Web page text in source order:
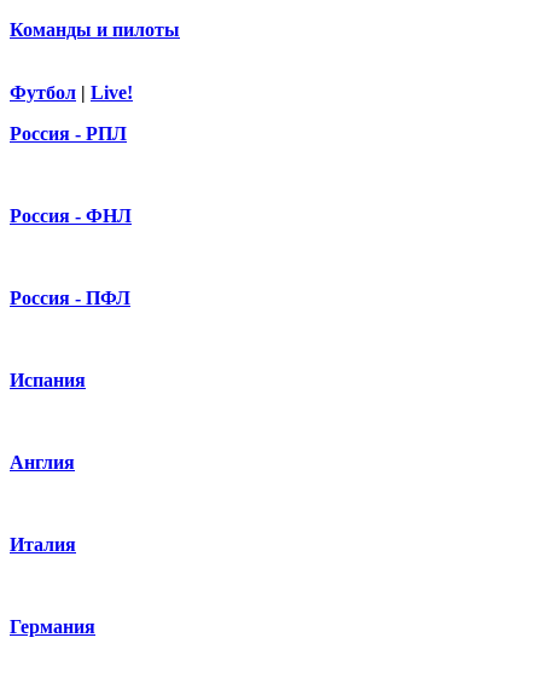
Команды и пилоты
Футбол | Live!
Россия - РПЛ
Россия - ФНЛ
Россия - ПФЛ
Испания
Англия
Италия
Германия